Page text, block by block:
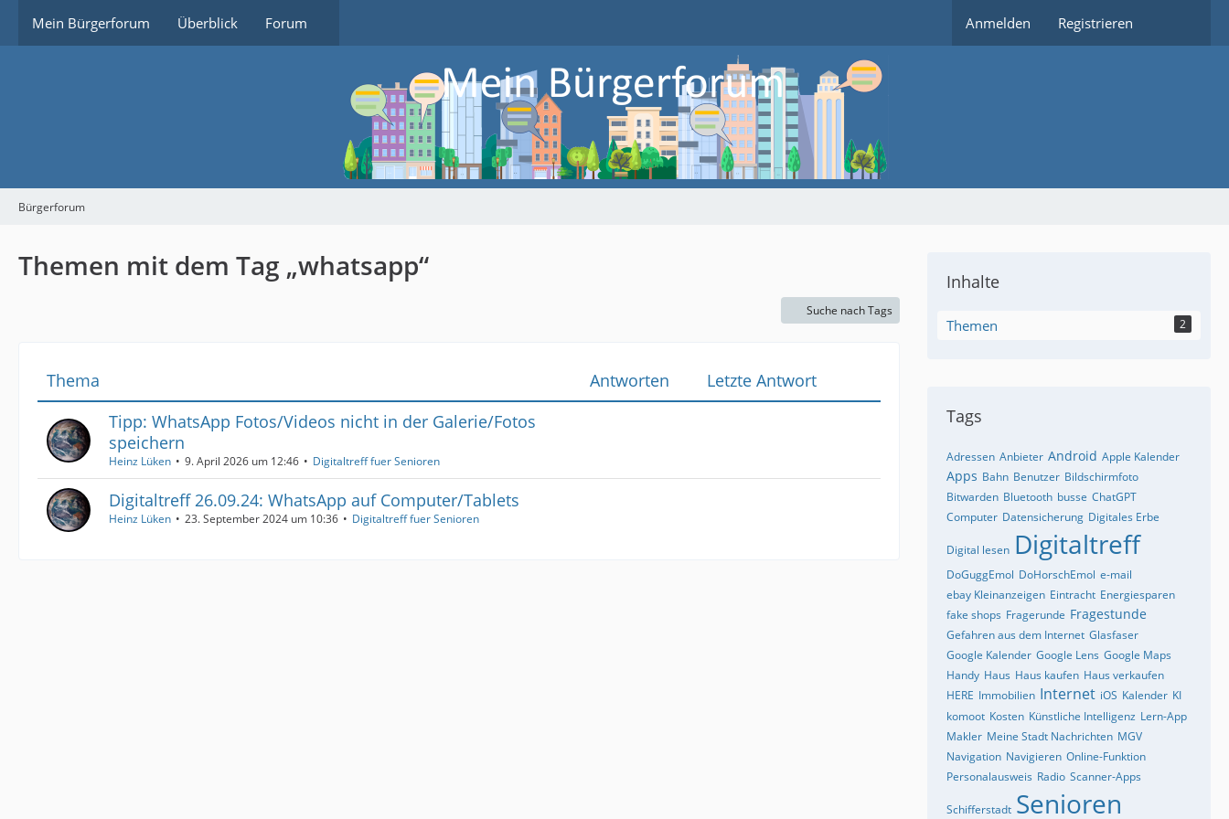
Mein Bürgerforum Überblick Forum Anmelden Registrieren
Bürgerforum
Themen mit dem Tag „whatsapp“
Suche nach Tags
Thema Antworten
Letzte Antwort
Tipp: WhatsApp Fotos/Videos nicht in der Galerie/Fotos
speichern
Heinz Lüken 9. April 2026 um 12:46 Digitaltreff fuer Senioren
Digitaltreff 26.09.24: WhatsApp auf Computer/Tablets
Heinz Lüken 23. September 2024 um 10:36 Digitaltreff fuer Senioren
Inhalte
Themen 2
Tags
Adressen Anbieter Android Apple Kalender
Apps Bahn Benutzer Bildschirmfoto
Bitwarden Bluetooth busse ChatGPT
Computer Datensicherung Digitales Erbe
Digital lesen Digitaltreff
DoGuggEmol DoHorschEmol e-mail
ebay Kleinanzeigen Eintracht Energiesparen
fake shops Fragerunde Fragestunde
Gefahren aus dem Internet Glasfaser
Google Kalender Google Lens Google Maps
Handy Haus Haus kaufen Haus verkaufen
HERE Immobilien Internet iOS Kalender KI
komoot Kosten Künstliche Intelligenz Lern-App
Makler Meine Stadt Nachrichten MGV
Navigation Navigieren Online-Funktion
Personalausweis Radio Scanner-Apps
Schifferstadt Senioren